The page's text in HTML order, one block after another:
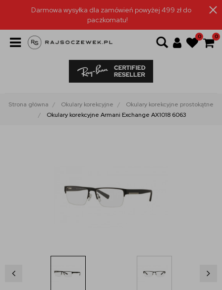
Darmowa wysyłka dla zamówień powyżej 499 zł do
paczkomatu!
0 0
Strona główna Okulary korekcyjne
Okulary korekcyjne prostokątne
Okulary korekcyjne Armani Exchange AX1018 6063